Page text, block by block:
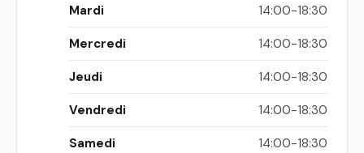
Mardi 14:00-18:30
Mercredi 14:00-18:30
Jeudi 14:00-18:30
Vendredi 14:00-18:30
Samedi 14:00-18:30